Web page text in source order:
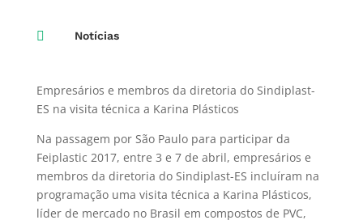
 Notícias
Empresários e membros da diretoria do Sindiplast-
ES na visita técnica a Karina Plásticos
Na passagem por São Paulo para participar da
Feiplastic 2017, entre 3 e 7 de abril, empresários e
membros da diretoria do Sindiplast-ES incluíram na
programação uma visita técnica a Karina Plásticos,
líder de mercado no Brasil em compostos de PVC,